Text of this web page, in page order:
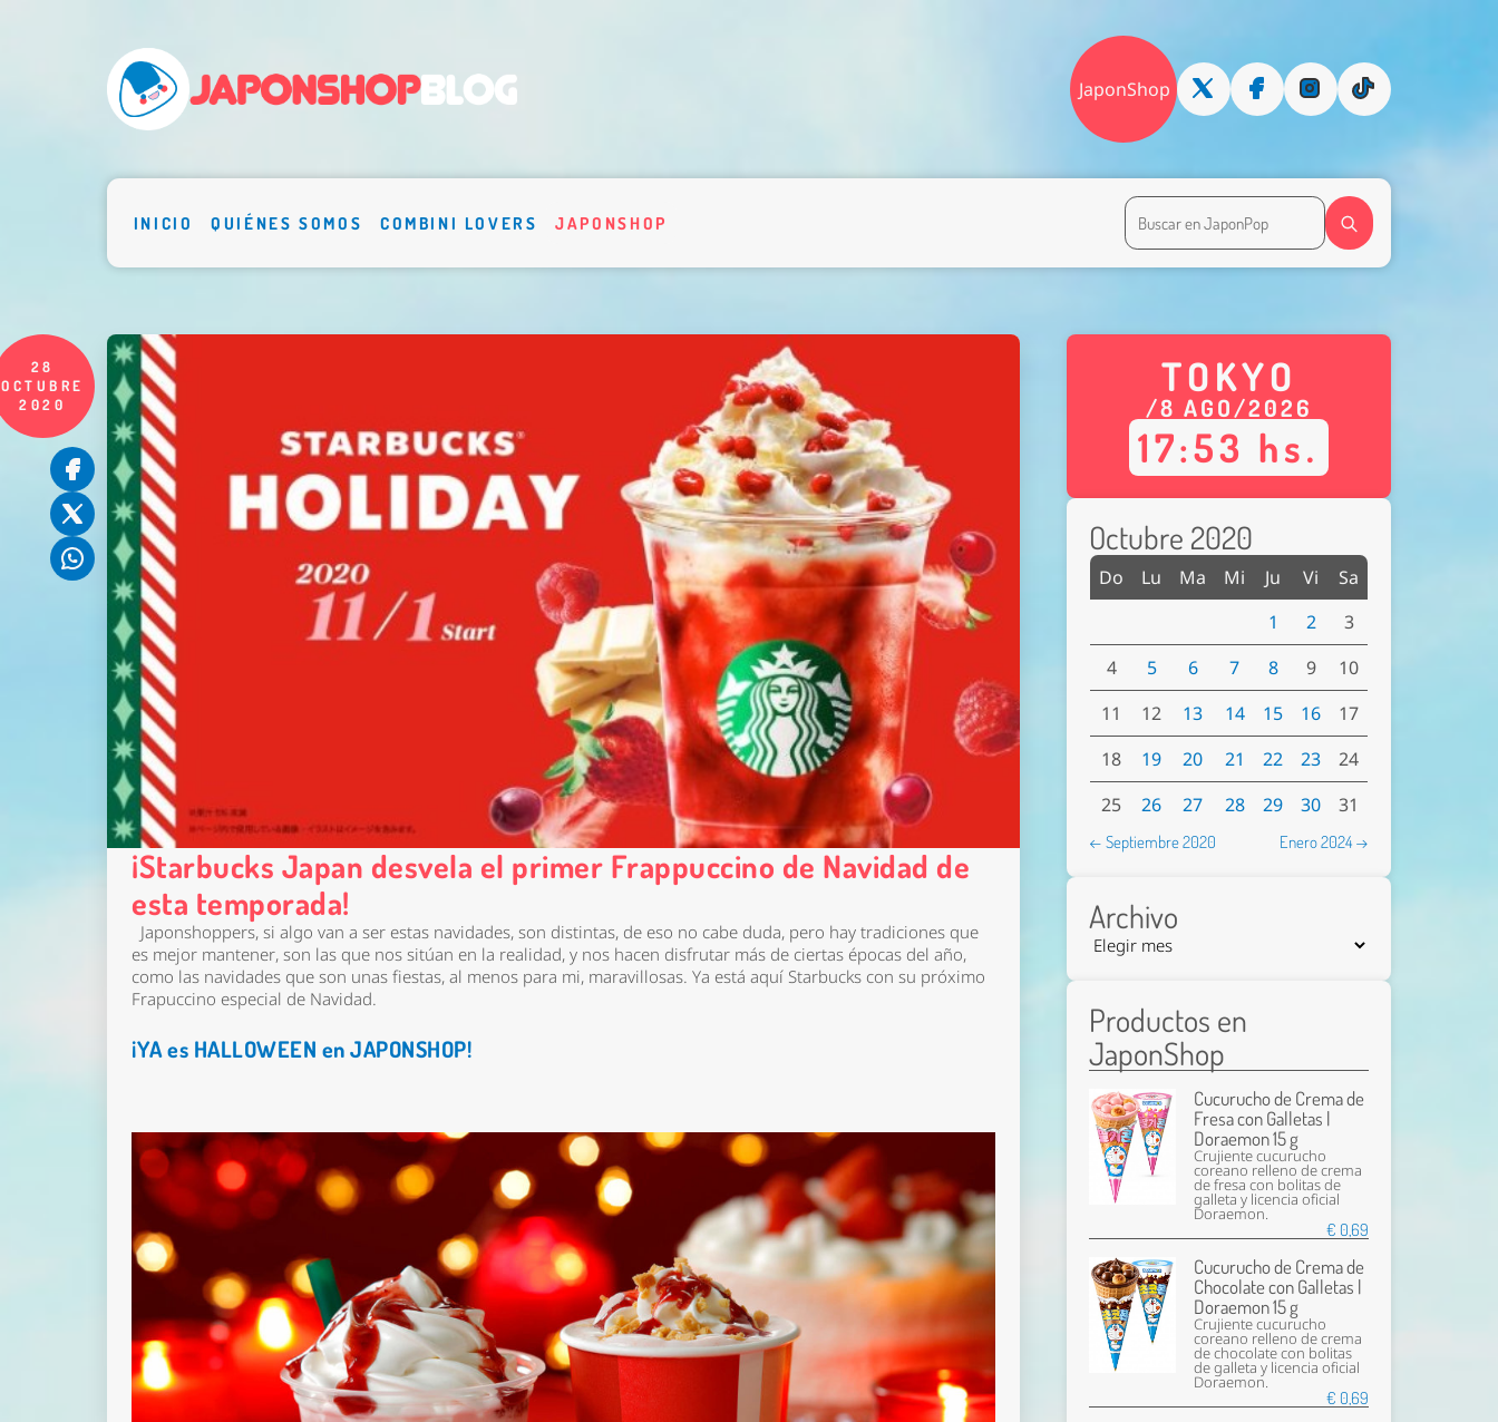
JaponShop
INICIO QUIÉNES SOMOS COMBINI LOVERS JAPONSHOP
28
OCTUBRE
2020
¡Starbucks Japan desvela el primer Frappuccino de Navidad de
esta temporada!
Japonshoppers, si algo van a ser estas navidades, son distintas, de eso no cabe duda, pero hay tradiciones que
es mejor mantener, son las que nos sitúan en la realidad, y nos hacen disfrutar más de ciertas épocas del año,
como las navidades que son unas fiestas, al menos para mi, maravillosas. Ya está aquí Starbucks con su próximo
Frapuccino especial de Navidad.
¡YA es HALLOWEEN en JAPONSHOP!
TOKYO
/8 AGO/2026
17:53 hs.
Octubre 2020
Do Lu Ma Mi Ju Vi
Sa
1
2
3
4
5 6 7 8 9
10
11
12 13 14 15 16
17
18
19 20 21 22 23
24
25
26 27 28 29 30 31
← Septiembre 2020 Enero 2024 →
Archivo
Productos en
JaponShop
Cucurucho de Crema de
Fresa con Galletas |
Doraemon 15 g
Crujiente cucurucho
coreano relleno de crema
de fresa con bolitas de
galleta y licencia oficial
Doraemon.
€ 0,69
Cucurucho de Crema de
Chocolate con Galletas |
Doraemon 15 g
Crujiente cucurucho
coreano relleno de crema
de chocolate con bolitas
de galleta y licencia oficial
Doraemon.
€ 0,69